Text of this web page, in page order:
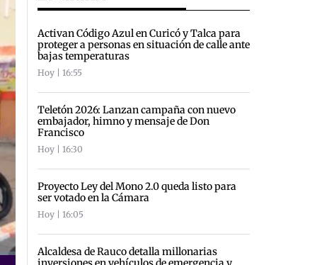
Activan Código Azul en Curicó y Talca para
proteger a personas en situación de calle ante
bajas temperaturas
Hoy | 16:55
Teletón 2026: Lanzan campaña con nuevo
embajador, himno y mensaje de Don
Francisco
Hoy | 16:30
Proyecto Ley del Mono 2.0 queda listo para
ser votado en la Cámara
Hoy | 16:05
Alcaldesa de Rauco detalla millonarias